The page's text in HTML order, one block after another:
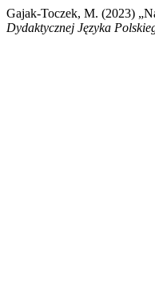
Gajak-Toczek, M. (2023)
Dydaktycznej Języka